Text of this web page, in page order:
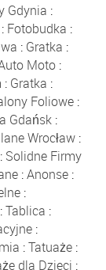
Gdynia :
: Fotobudka :
: Gratka :
Moto :
: Gratka :
Foliowe :
Gdańsk :
Wrocław:
Solidne Firmy
:Anonse:
:
Tablica :
:
:Tatuaże:
dla Dzieci :